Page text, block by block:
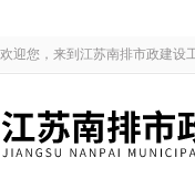
欢迎您，来到江苏南排市政建设